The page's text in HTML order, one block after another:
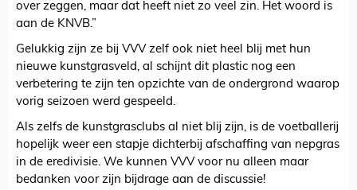
over zeggen, maar dat heeft niet zo veel zin. Het woord is
aan de KNVB.”
Gelukkig zijn ze bij VVV zelf ook niet heel blij met hun
nieuwe kunstgrasveld, al schijnt dit plastic nog een
verbetering te zijn ten opzichte van de ondergrond waarop
vorig seizoen werd gespeeld.
Als zelfs de kunstgrasclubs al niet blij zijn, is de voetballerij
hopelijk weer een stapje dichterbij afschaffing van nepgras
in de eredivisie. We kunnen VVV voor nu alleen maar
bedanken voor zijn bijdrage aan de discussie!